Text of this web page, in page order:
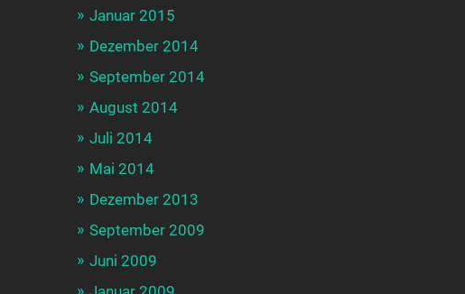
Januar 2015
Dezember 2014
September 2014
August 2014
Juli 2014
Mai 2014
Dezember 2013
September 2009
Juni 2009